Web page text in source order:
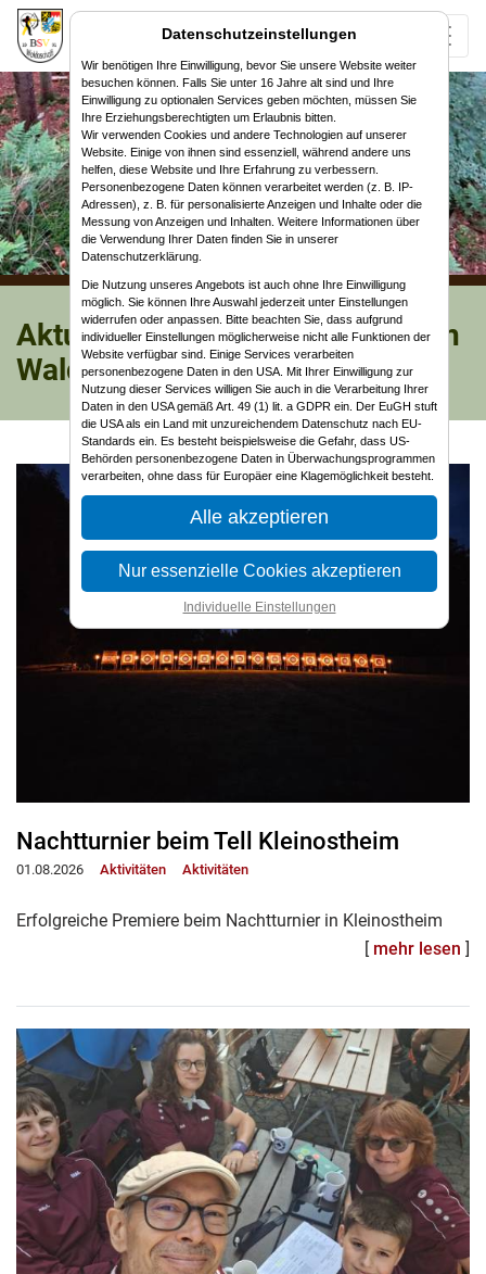
Aktuelles vom Bogensportverein
Waldaschaff
Nachtturnier beim Tell Kleinostheim
01.08.2026 Aktivitäten Aktivitäten
Erfolgreiche Premiere beim Nachtturnier in Kleinostheim
[ mehr lesen ]
Datenschutzeinstellungen
Wir benötigen Ihre Einwilligung, bevor Sie unsere Website weiter
besuchen können. Falls Sie unter 16 Jahre alt sind und Ihre
Einwilligung zu optionalen Services geben möchten, müssen Sie
Ihre Erziehungsberechtigten um Erlaubnis bitten.
Wir verwenden Cookies und andere Technologien auf unserer
Website. Einige von ihnen sind essenziell, während andere uns
helfen, diese Website und Ihre Erfahrung zu verbessern.
Personenbezogene Daten können verarbeitet werden (z. B. IP-
Adressen), z. B. für personalisierte Anzeigen und Inhalte oder die
Messung von Anzeigen und Inhalten. Weitere Informationen über
die Verwendung Ihrer Daten finden Sie in unserer
Datenschutzerklärung.
Die Nutzung unseres Angebots ist auch ohne Ihre Einwilligung
möglich. Sie können Ihre Auswahl jederzeit unter Einstellungen
widerrufen oder anpassen. Bitte beachten Sie, dass aufgrund
individueller Einstellungen möglicherweise nicht alle Funktionen der
Website verfügbar sind. Einige Services verarbeiten
personenbezogene Daten in den USA. Mit Ihrer Einwilligung zur
Nutzung dieser Services willigen Sie auch in die Verarbeitung Ihrer
Daten in den USA gemäß Art. 49 (1) lit. a GDPR ein. Der EuGH stuft
die USA als ein Land mit unzureichendem Datenschutz nach EU-
Standards ein. Es besteht beispielsweise die Gefahr, dass US-
Behörden personenbezogene Daten in Überwachungsprogrammen
verarbeiten, ohne dass für Europäer eine Klagemöglichkeit besteht.
Alle akzeptieren
Nur essenzielle Cookies akzeptieren
Individuelle Einstellungen